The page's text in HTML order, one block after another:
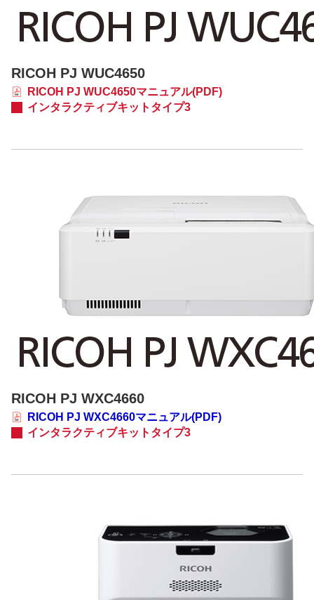
RICOH PJ WUC4650
RICOH PJ WUC4650マニュアル(PDF)
インタラクティブキットタイプ3
RICOH PJ WXC4660
RICOH PJ WXC4660マニュアル(PDF)
インタラクティブキットタイプ3